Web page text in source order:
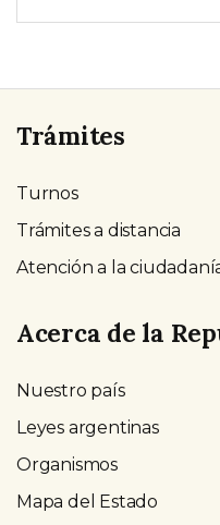
Trámites
Turnos
Trámites a distancia
Atención a la
Acerca de la
Nuestro país
Leyes argentinas
Organismos
Mapa del Estado